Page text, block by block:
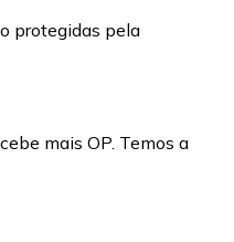
protegidas pela
mais OP. Temos a